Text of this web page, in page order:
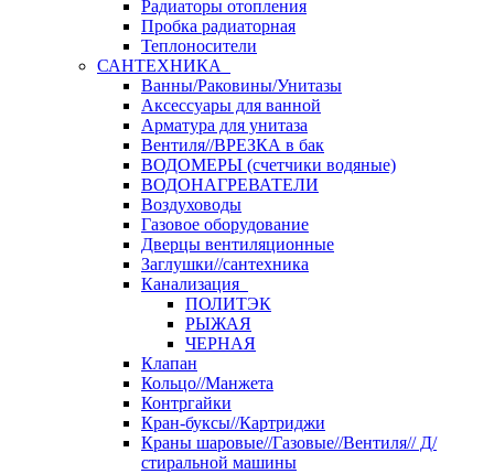
Радиаторы отопления
Пробка радиаторная
Теплоносители
САНТЕХНИКА
Ванны/Раковины/Унитазы
Аксессуары для ванной
Арматура для унитаза
Вентиля//ВРЕЗКА в бак
ВОДОМЕРЫ (счетчики водяные)
ВОДОНАГРЕВАТЕЛИ
Воздуховоды
Газовое оборудование
Дверцы вентиляционные
Заглушки//сантехника
Канализация
ПОЛИТЭК
РЫЖАЯ
ЧЕРНАЯ
Клапан
Кольцо//Манжета
Контргайки
Кран-буксы//Картриджи
Краны шаровые//Газовые//Вентиля// Д/
стиральной машины